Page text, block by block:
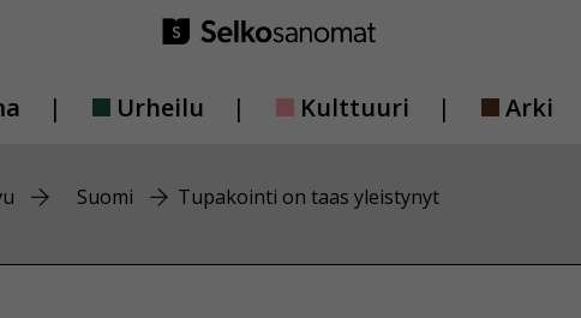
Urheilu Kulttuuri Arki
Suomi Tupakointi on taas yleistynyt